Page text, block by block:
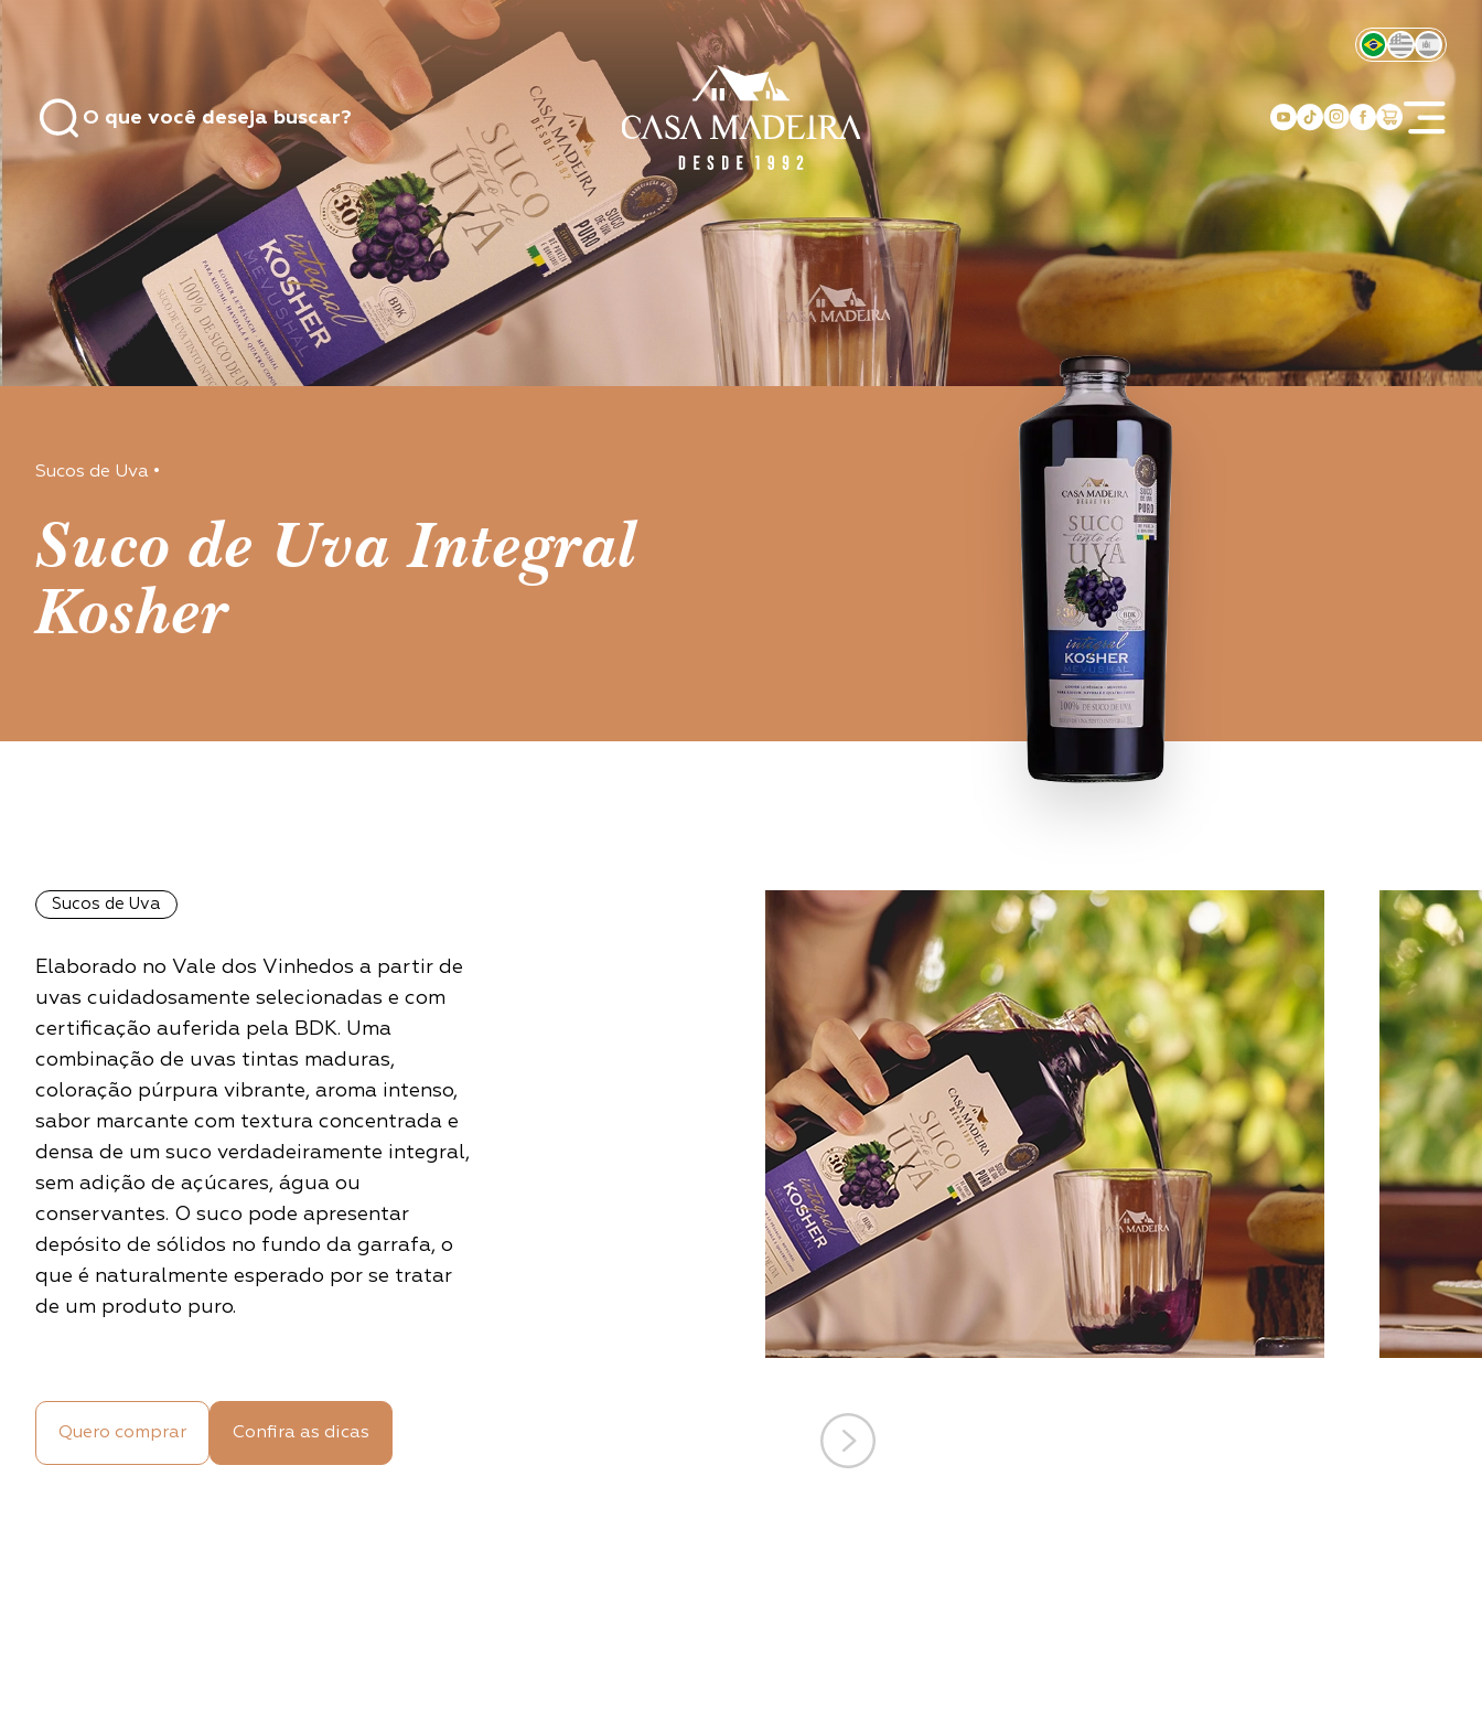
O que você deseja buscar?
Home
Sobre
Produtos
Receitas
Turismo
Onde encontrar
Quero revender
Contato
Loja
Sucos de Uva •
Suco de Uva Integral
Kosher
Sucos de Uva
Elaborado no Vale dos Vinhedos a partir de
uvas cuidadosamente selecionadas e com
certificação auferida pela BDK. Uma
combinação de uvas tintas maduras,
coloração púrpura vibrante, aroma intenso,
sabor marcante com textura concentrada e
densa de um suco verdadeiramente integral,
sem adição de açúcares, água ou
conservantes. O suco pode apresentar
depósito de sólidos no fundo da garrafa, o
que é naturalmente esperado por se tratar
de um produto puro.
Quero comprar Confira as dicas